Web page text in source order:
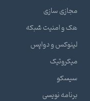
مجازی سازی
هک و امنیت شبکه
لینوکس و دواپس
میکروتیک
سیسکو
برنامه نویسی